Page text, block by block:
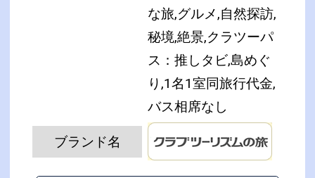
な旅,グルメ,自然探訪,
秘境,絶景,クラツーパ
ス：推しタビ,島めぐ
り,1名1室同旅行代金,
バス相席なし
ブランド名